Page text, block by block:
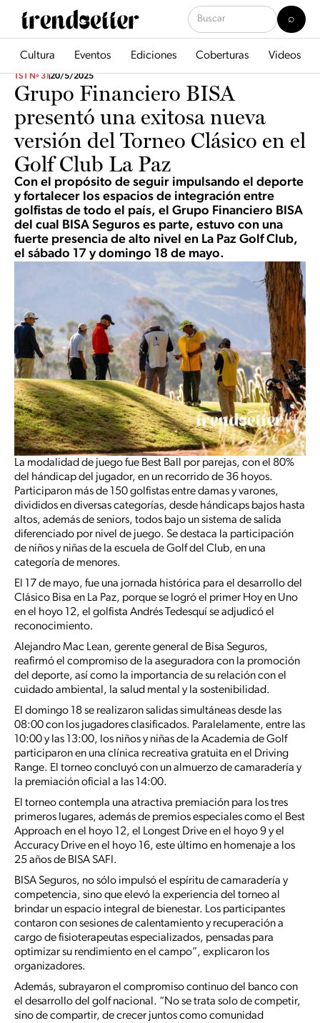
Cultura Eventos Ediciones Coberturas Videos
TST Nº 3120/5/2025
Grupo Financiero BISA
presentó una exitosa nueva
versión del Torneo Clásico en el
Golf Club La Paz
Con el propósito de seguir impulsando el deporte
y fortalecer los espacios de integración entre
golfistas de todo el país, el Grupo Financiero BISA
del cual BISA Seguros es parte, estuvo con una
fuerte presencia de alto nivel en La Paz Golf Club,
el sábado 17 y domingo 18 de mayo.
La modalidad de juego fue Best Ball por parejas, con el 80%
del hándicap del jugador, en un recorrido de 36 hoyos.
Participaron más de 150 golfistas entre damas y varones,
divididos en diversas categorías, desde hándicaps bajos hasta
altos, además de seniors, todos bajo un sistema de salida
diferenciado por nivel de juego. Se destaca la participación
de niños y niñas de la escuela de Golf del Club, en una
categoría de menores.
El 17 de mayo, fue una jornada histórica para el desarrollo del
Clásico Bisa en La Paz, porque se logró el primer Hoy en Uno
en el hoyo 12, el golfista Andrés Tedesquí se adjudicó el
reconocimiento.
Alejandro Mac Lean, gerente general de Bisa Seguros,
reafirmó el compromiso de la aseguradora con la promoción
del deporte, así como la importancia de su relación con el
cuidado ambiental, la salud mental y la sostenibilidad.
El domingo 18 se realizaron salidas simultáneas desde las
08:00 con los jugadores clasificados. Paralelamente, entre las
10:00 y las 13:00, los niños y niñas de la Academia de Golf
participaron en una clínica recreativa gratuita en el Driving
Range. El torneo concluyó con un almuerzo de camaradería y
la premiación oficial a las 14:00.
El torneo contempla una atractiva premiación para los tres
primeros lugares, además de premios especiales como el Best
Approach en el hoyo 12, el Longest Drive en el hoyo 9 y el
Accuracy Drive en el hoyo 16, este último en homenaje a los
25 años de BISA SAFI.
BISA Seguros, no sólo impulsó el espíritu de camaradería y
competencia, sino que elevó la experiencia del torneo al
brindar un espacio integral de bienestar. Los participantes
contaron con sesiones de calentamiento y recuperación a
cargo de fisioterapeutas especializados, pensadas para
optimizar su rendimiento en el campo”, explicaron los
organizadores.
Además, subrayaron el compromiso continuo del banco con
el desarrollo del golf nacional. “No se trata solo de competir,
sino de compartir, de crecer juntos como comunidad